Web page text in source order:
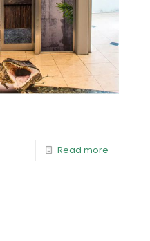
Read more